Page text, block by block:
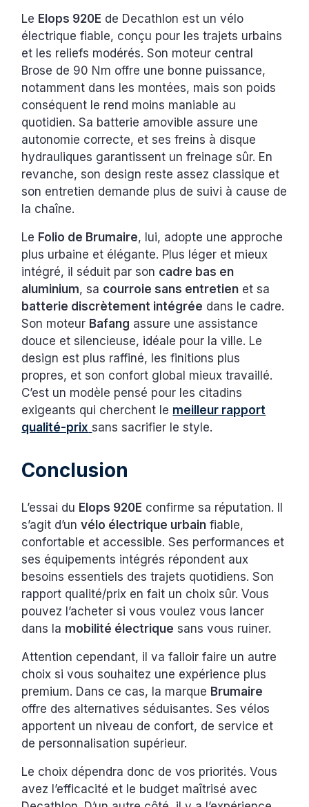
Le Elops 920E de Decathlon est un vélo
électrique fiable, conçu pour les trajets urbains
et les reliefs modérés. Son moteur central
Brose de 90 Nm offre une bonne puissance,
notamment dans les montées, mais son poids
conséquent le rend moins maniable au
quotidien. Sa batterie amovible assure une
autonomie correcte, et ses freins à disque
hydrauliques garantissent un freinage sûr. En
revanche, son design reste assez classique et
son entretien demande plus de suivi à cause de
la chaîne.
Le Folio de Brumaire, lui, adopte une approche
plus urbaine et élégante. Plus léger et mieux
intégré, il séduit par son cadre bas en
aluminium, sa courroie sans entretien et sa
batterie discrètement intégrée dans le cadre.
Son moteur Bafang assure une assistance
douce et silencieuse, idéale pour la ville. Le
design est plus raffiné, les finitions plus
propres, et son confort global mieux travaillé.
C’est un modèle pensé pour les citadins
exigeants qui cherchent le meilleur rapport
qualité-prix sans sacrifier le style.
Conclusion
L’essai du Elops 920E confirme sa réputation. Il
s’agit d’unvélo électrique urbain fiable,
confortable et accessible. Ses performances et
ses équipements intégrés répondent aux
besoins essentiels des trajets quotidiens. Son
rapport qualité/prix en fait un choix sûr. Vous
pouvez l’acheter si vous voulez vous lancer
dans la mobilité électrique sans vous ruiner.
Attention cependant, il va falloir faire un autre
choix si vous souhaitez une expérience plus
premium. Dans ce cas, la marque Brumaire
offre des alternatives séduisantes. Ses vélos
apportent un niveau de confort, de service et
de personnalisation supérieur.
Le choix dépendra donc de vos priorités. Vous
avez l’efficacité et le budget maîtrisé avec